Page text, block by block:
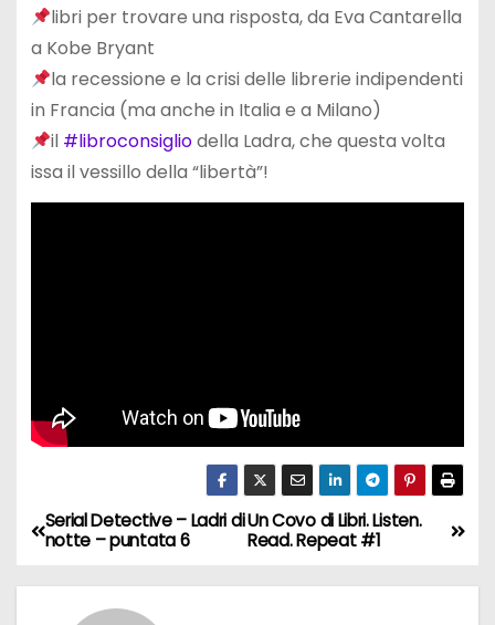
libri per trovare una risposta, da Eva Cantarella
a Kobe Bryant
la recessione e la crisi delle librerie indipendenti
in Francia (ma anche in Italia e a Milano)
il #libroconsigliodella Ladra, che questa volta
issa il vessillo della “libertà”!
N
a
Un Covo di Libri. Listen.
Read. Repeat #1
Serial Detective – Ladri di
notte – puntata 6